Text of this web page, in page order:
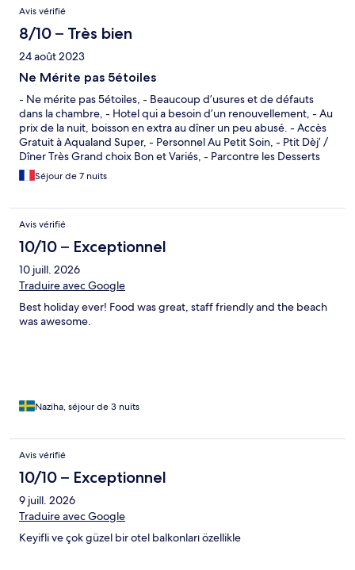
Avis vérifié
8/10 – Très bien
24 août 2023
Ne Mérite pas 5étoiles
- Ne mérite pas 5étoiles, - Beaucoup d’usures et de défauts
dans la chambre, - Hotel qui a besoin d’un renouvellement, - Au
prix de la nuit, boisson en extra au dîner un peu abusé. - Accès
Gratuit à Aqualand Super, - Personnel Au Petit Soin, - Ptit Dèj’ /
Dîner Très Grand choix Bon et Variés, - Parcontre les Desserts
Vraiment pas Top, - Rapport Qualité/Prix trop Élevé.
Séjour de 7 nuits
Avis vérifié
10/10 – Exceptionnel
10 juill. 2026
Traduire avec Google
Best holiday ever! Food was great, staff friendly and the beach
was awesome.
Naziha, séjour de 3 nuits
Avis vérifié
10/10 – Exceptionnel
9 juill. 2026
Traduire avec Google
Keyifli ve çok güzel bir otel balkonları özellikle